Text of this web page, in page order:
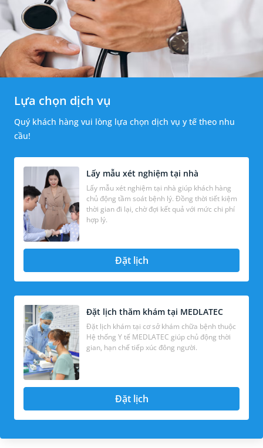
Lựa chọn dịch vụ
Quý khách hàng vui lòng lựa chọn dịch vụ y tế theo nhu
cầu!
Lấy mẫu xét nghiệm tại nhà
Lấy mẫu xét nghiệm tại nhà giúp khách hàng
chủ động tầm soát bệnh lý. Đồng thời tiết kiệm
thời gian đi lại, chờ đợi kết quả với mức chi phí
hợp lý.
Đặt lịch
Đặt lịch thăm khám tại MEDLATEC
Đặt lịch khám tại cơ sở khám chữa bệnh thuộc
Hệ thống Y tế MEDLATEC giúp chủ động thời
gian, hạn chế tiếp xúc đông người.
Đặt lịch